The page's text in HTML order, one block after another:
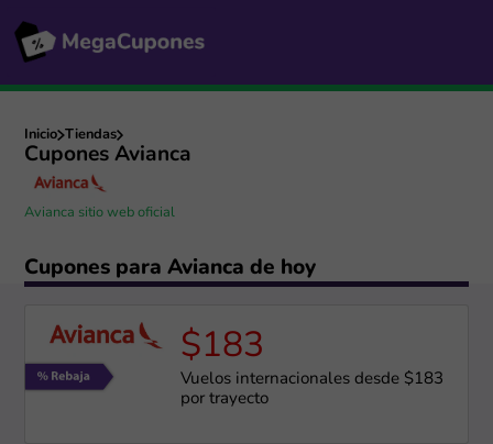
Inicio Tiendas
Cupones Avianca
Avianca sitio web oficial
Cupones para Avianca de hoy
$183
Vuelos internacionales desde $183
por trayecto